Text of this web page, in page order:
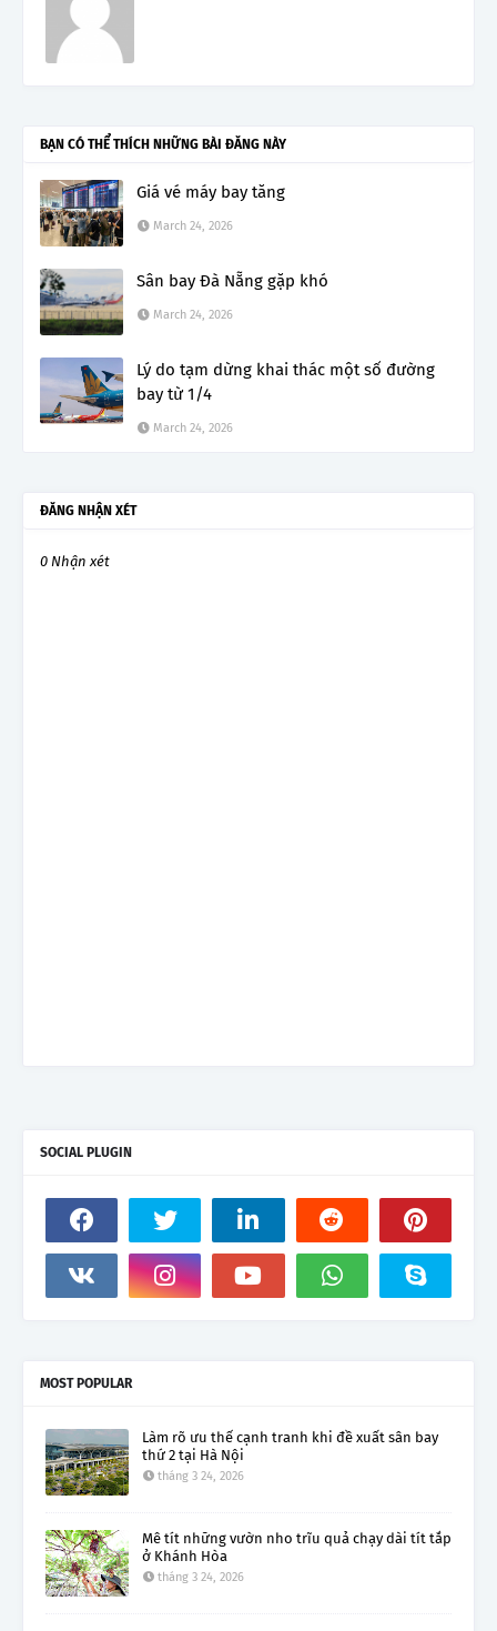
BẠN CÓ THỂ THÍCH NHỮNG BÀI ĐĂNG NÀY
Giá vé máy bay tăng
March 24, 2026
Sân bay Đà Nẵng gặp khó
March 24, 2026
Lý do tạm dừng khai thác một số đường
bay từ 1/4
March 24, 2026
ĐĂNG NHẬN XÉT
0 Nhận xét
SOCIAL PLUGIN
MOST POPULAR
Làm rõ ưu thế cạnh tranh khi đề xuất sân bay
thứ 2 tại Hà Nội
tháng 3 24, 2026
Mê tít những vườn nho trĩu quả chạy dài tít tắp
ở Khánh Hòa
tháng 3 24, 2026